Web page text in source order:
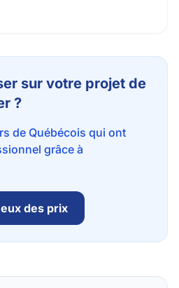
sur votre projet de
?
de Québécois qui ont
grâce à
des prix